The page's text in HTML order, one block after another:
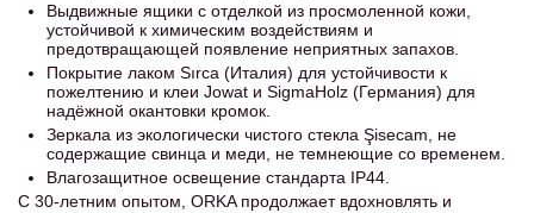
Выдвижные ящики с отделкой из просмоленной кожи,
устойчивой к химическим воздействиям и
предотвращающей появление неприятных запахов.
Покрытие лаком Sırca (Италия) для устойчивости к
пожелтению и клеи Jowat и SigmaHolz (Германия) для
надёжной окантовки кромок.
Зеркала из экологически чистого стекла Şisecam, не
содержащие свинца и меди, не темнеющие со временем.
Влагозащитное освещение стандарта IP44.
С 30-летним опытом, ORKA продолжает вдохновлять и